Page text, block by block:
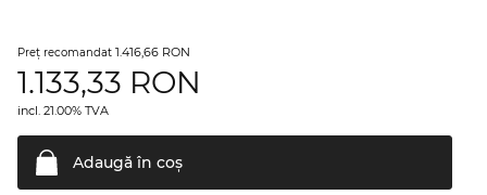
Preţ recomandat 1.416,66 RON
1.133,33 RON
incl. 21.00% TVA
Adaugă în coş